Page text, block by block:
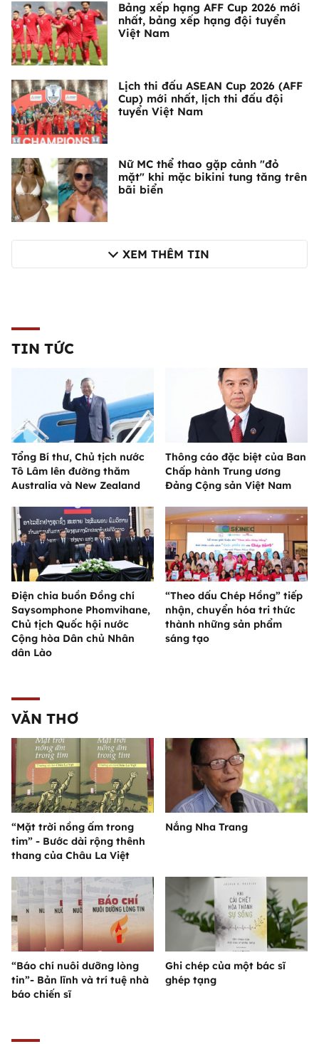
Bảng xếp hạng AFF Cup 2026 mới
nhất, bảng xếp hạng đội tuyển
Việt Nam
Lịch thi đấu ASEAN Cup 2026 (AFF
Cup) mới nhất, lịch thi đấu đội
tuyển Việt Nam
Nữ MC thể thao gặp cảnh "đỏ
mặt" khi mặc bikini tung tăng trên
bãi biển
XEM THÊM TIN
TIN TỨC
Tổng Bí thư, Chủ tịch nước
Tô Lâm lên đường thăm
Australia và New Zealand
Thông cáo đặc biệt của Ban
Chấp hành Trung ương
Đảng Cộng sản Việt Nam
Điện chia buồn Đồng chí
Saysomphone Phomvihane,
Chủ tịch Quốc hội nước
Cộng hòa Dân chủ Nhân
dân Lào
“Theo dấu Chép Hồng” tiếp
nhận, chuyển hóa tri thức
thành những sản phẩm
sáng tạo
VĂN THƠ
“Mặt trời nồng ấm trong
tim” - Bước dài rộng thênh
thang của Châu La Việt
Nắng Nha Trang
“Báo chí nuôi dưỡng lòng
tin”- Bản lĩnh và trí tuệ nhà
báo chiến sĩ
Ghi chép của một bác sĩ
ghép tạng